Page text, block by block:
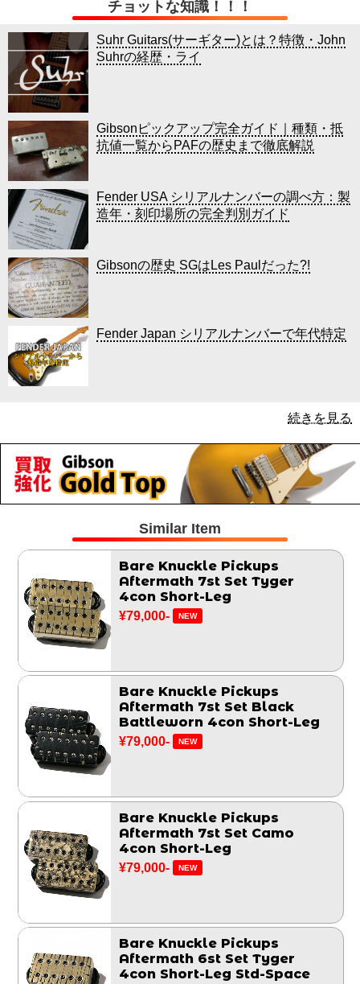
チョットな知識！！！
Suhr Guitars(サーギター)とは？特徴・John
Suhrの経歴・ライ
Gibsonピックアップ完全ガイド｜種類・抵
抗値一覧からPAFの歴史まで徹底解説
Fender USA シリアルナンバーの調べ方：製
造年・刻印場所の完全判別ガイド
Gibsonの歴史 SGはLes Paulだった?!
Fender Japan シリアルナンバーで年代特定
続きを見る
Similar Item
Bare Knuckle Pickups
Aftermath 7st Set Tyger
4con Short-Leg
¥79,000- NEW
Bare Knuckle Pickups
Aftermath 7st Set Black
Battleworn 4con Short-Leg
¥79,000- NEW
Bare Knuckle Pickups
Aftermath 7st Set Camo
4con Short-Leg
¥79,000- NEW
Bare Knuckle Pickups
Aftermath 6st Set Tyger
4con Short-Leg Std-Space